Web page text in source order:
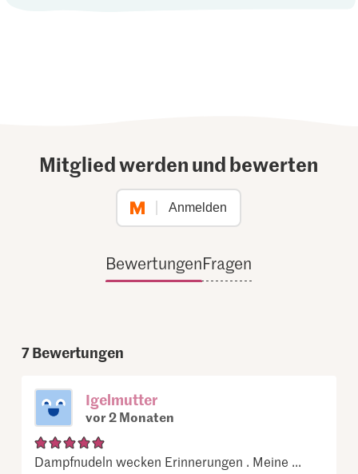
Mitglied werden und bewerten
Anmelden
BewertungenFragen
7Bewertungen
Igelmutter
vor 2 Monaten
Dampfnudeln wecken Erinnerungen . Meine ...